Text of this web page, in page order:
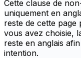
Cette clause de
uniquement en
reste de cette page
vous avez choisie,
reste en anglais
intention.